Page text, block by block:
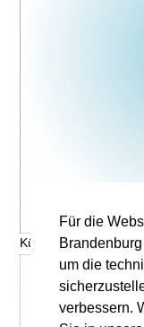
Künstler, Titel © V.
Für die
um die
verbessern.